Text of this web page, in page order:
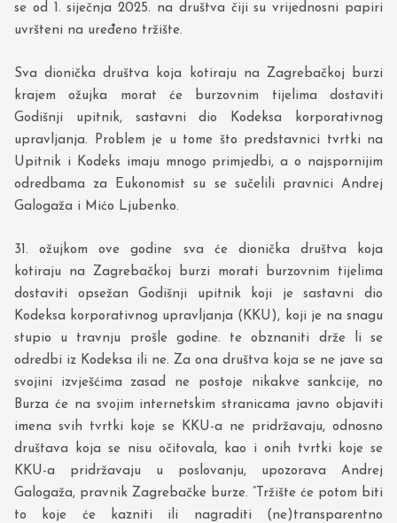
se od 1. siječnja 2025. na društva čiji su vrijednosni papiri
uvršteni na uređeno tržište.
Sva dionička društva koja kotiraju na Zagrebačkoj burzi
krajem ožujka morat će burzovnim tijelima dostaviti
Godišnji upitnik, sastavni dio Kodeksa korporativnog
upravljanja. Problem je u tome što predstavnici tvrtki na
Upitnik i Kodeks imaju mnogo primjedbi, a o najspornijim
odredbama za Eukonomist su se sučelili pravnici Andrej
Galogaža i Mićo Ljubenko.
31. ožujkom ove godine sva će dionička društva koja
kotiraju na Zagrebačkoj burzi morati burzovnim tijelima
dostaviti opsežan Godišnji upitnik koji je sastavni dio
Kodeksa korporativnog upravljanja (KKU), koji je na snagu
stupio u travnju prošle godine. te obznaniti drže li se
odredbi iz Kodeksa ili ne. Za ona društva koja se ne jave sa
svojini izvješćima zasad ne postoje nikakve sankcije, no
Burza će na svojim internetskim stranicama javno objaviti
imena svih tvrtki koje se KKU-a ne pridržavaju, odnosno
društava koja se nisu očitovala, kao i onih tvrtki koje se
KKU-a pridržavaju u poslovanju, upozorava Andrej
Galogaža, pravnik Zagrebačke burze. “Tržište će potom biti
to koje će kazniti ili nagraditi (ne)transparentno